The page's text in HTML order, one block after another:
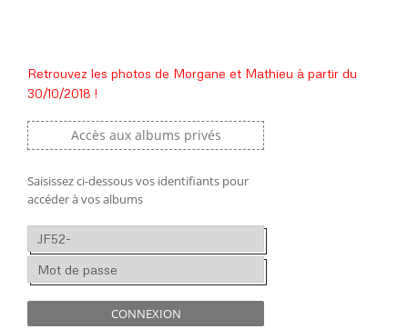
Retrouvez les photos de Morgane et Mathieu à partir du
30/10/2018 !
Accès aux albums privés
Saisissez ci-dessous vos identifiants pour
accéder à vos albums
CONNEXION